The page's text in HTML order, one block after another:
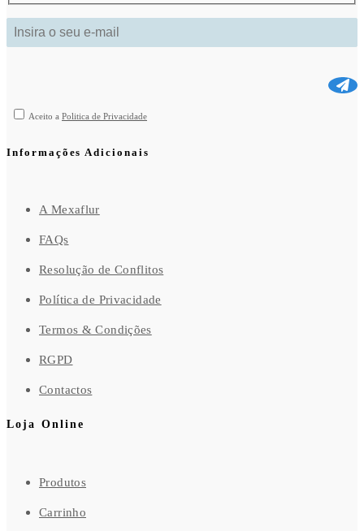
Aceito a Politica de Privacidade
Informações Adicionais
A Mexaflur
FAQs
Resolução de Conflitos
Política de Privacidade
Termos & Condições
RGPD
Contactos
Loja Online
Produtos
Carrinho